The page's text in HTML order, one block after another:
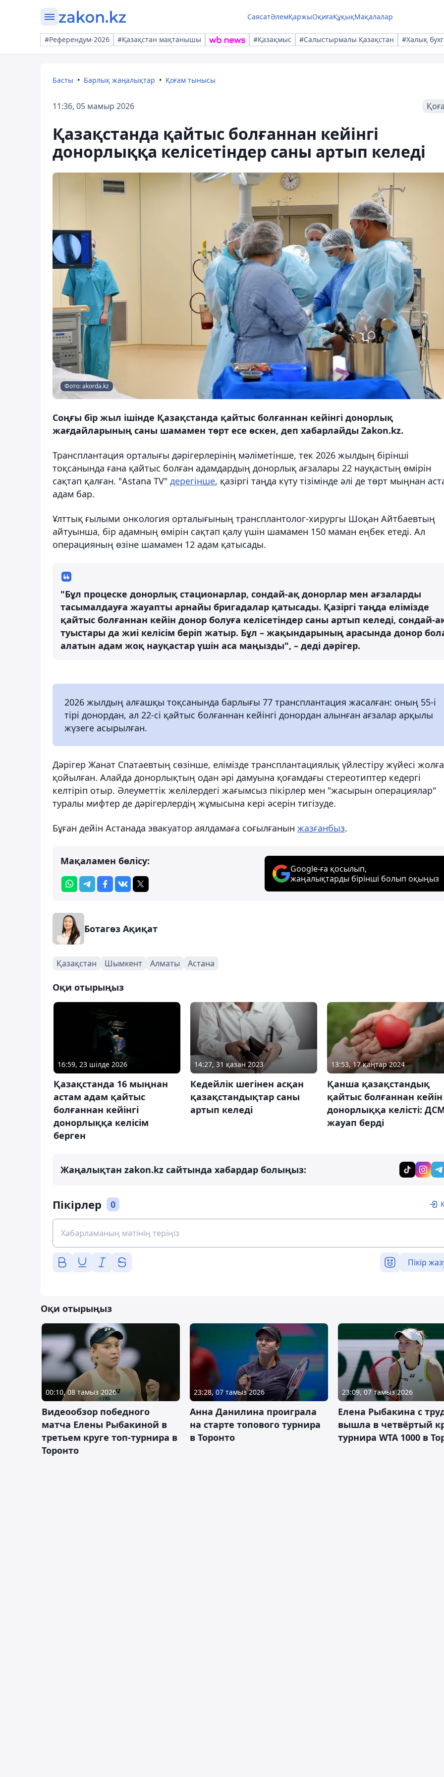
СаясатӘлемҚаржыОқиғаҚұқықМақалалар
#Референдум-2026 #Қазақстан мақтанышы #Қазақмыс #Салыстырмалы Қазақстан #Халық
Басты Барлық жаңалықтар Қоғам тынысы
11:36, 05 мамыр 2026
Қазақстанда қайтыс болғаннан кейінгі
донорлыққа келісетіндер саны артып келеді
Фото: akorda.kz
Соңғы бір жыл ішінде Қазақстанда қайтыс болғаннан кейінгі донорлық
жағдайларының саны шамамен төрт есе өскен, деп хабарлайды Zakon.kz.
Трансплантация орталығы дәрігерлерінің мәліметінше, тек 2026 жылдың бірінші
тоқсанында ғана қайтыс болған адамдардың донорлық ағзалары 22 науқастың өмірін
сақтап қалған. "Astana TV" дерегінше, қазіргі таңда күту тізімінде әлі де төрт мыңнан
адам бар.
Ұлттық ғылыми онкология орталығының трансплантолог-хирургы Шоқан Айтбаевтың
айтуынша, бір адамның өмірін сақтап қалу үшін шамамен 150 маман еңбек етеді. Ал
операцияның өзіне шамамен 12 адам қатысады.
"Бұл процеске донорлық стационарлар, сондай-ақ донорлар мен ағзаларды
тасымалдауға жауапты арнайы бригадалар қатысады. Қазіргі таңда елімізде
қайтыс болғаннан кейін донор болуға келісетіндер саны артып келеді, сондай-
туыстары да жиі келісім беріп жатыр. Бұл – жақындарының арасында донор
алатын адам жоқ науқастар үшін аса маңызды", – деді дәрігер.
2026 жылдың алғашқы тоқсанында барлығы 77 трансплантация жасалған: оның 55-і
тірі донордан, ал 22-сі қайтыс болғаннан кейінгі донордан алынған ағзалар арқылы
жүзеге асырылған.
Дәрігер Жанат Спатаевтың сөзінше, елімізде трансплантациялық үйлестіру жүйесі жолға
қойылған. Алайда донорлықтың одан әрі дамуына қоғамдағы стереотиптер кедергі
келтіріп отыр. Әлеуметтік желілердегі жағымсыз пікірлер мен "жасырын операциялар"
туралы мифтер де дәрігерлердің жұмысына кері әсерін тигізуде.
Бұған дейін Астанада эвакуатор аялдамаға соғылғанын жазғанбыз.
Мақаламен бөлісу:
Google-ға қосылып,
жаңалықтарды бірінші болып оқыңыз
Ботагөз Ақиқат
Қазақстан Шымкент Алматы Астана
Оқи отырыңыз
16:59, 23 шілде 2026
Қазақстанда 16 мыңнан
астам адам қайтыс
болғаннан кейінгі
донорлыққа келісім
берген
14:27, 31 қазан 2023
Кедейлік шегінен асқан
қазақстандықтар саны
артып келеді
13:53, 17 қаңтар 2024
Қанша қазақстандық
қайтыс болғаннан кейін
донорлыққа келісті:
жауап берді
Жаңалықтан zakon.kz сайтында хабардар болыңыз:
Пікірлер 0
Пікір
Оқи отырыңыз
00:10, 08 тамыз 2026
Видеообзор победного
матча Елены Рыбакиной в
третьем круге топ-турнира в
Торонто
23:28, 07 тамыз 2026
Анна Данилина проиграла
на старте топового турнира
в Торонто
23:09, 07 тамыз 2026
Елена Рыбакина с
вышла в четвёртый
турнира WTA 1000 в